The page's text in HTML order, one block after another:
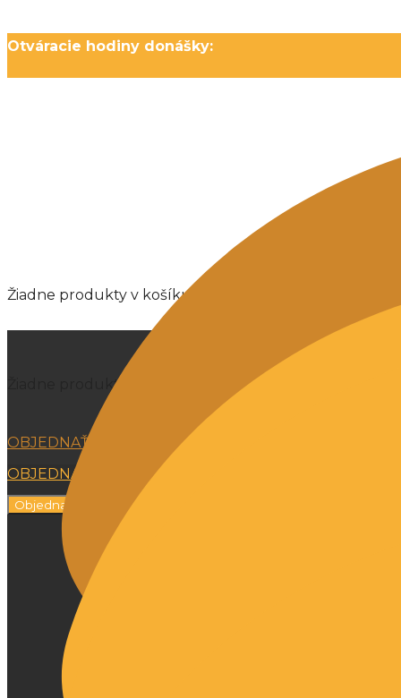
Otváracie hodiny donášky:
Žiadne produkty v košíku.
OBJEDNAŤ ONLINE
Žiadne produkty v košíku.
OBJEDNAŤ ONLINE
Objednať